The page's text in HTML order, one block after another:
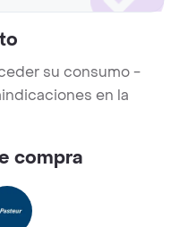
su consumo -
en la
compra